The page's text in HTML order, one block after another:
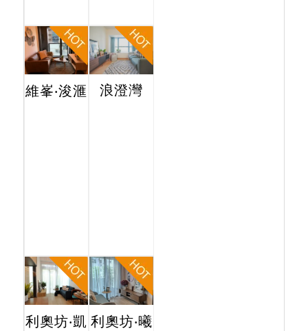
維峯‧浚滙 浪澄灣
利奧坊‧凱 利奧坊‧曦